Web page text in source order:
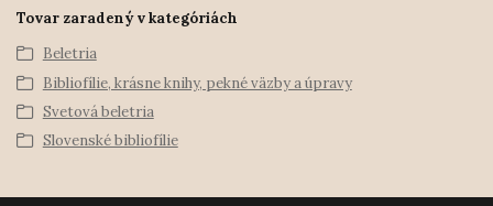
Tovar zaradený v kategóriách
Beletria
Bibliofílie, krásne knihy, pekné väzby a úpravy
Svetová beletria
Slovenské bibliofílie